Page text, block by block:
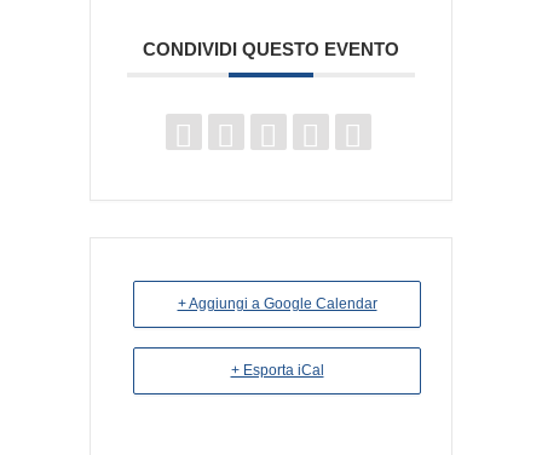
CONDIVIDI QUESTO EVENTO
+ Aggiungi a Google Calendar
+ Esporta iCal